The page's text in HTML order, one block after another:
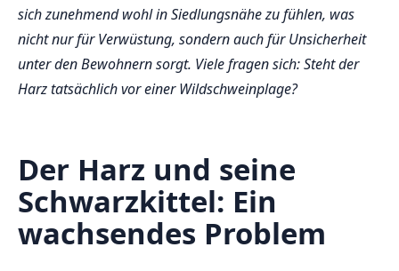
sich zunehmend wohl in Siedlungsnähe zu fühlen, was
nicht nur für Verwüstung, sondern auch für Unsicherheit
unter den Bewohnern sorgt. Viele fragen sich: Steht der
Harz tatsächlich vor einer Wildschweinplage?
Der Harz und seine
Schwarzkittel: Ein
wachsendes Problem